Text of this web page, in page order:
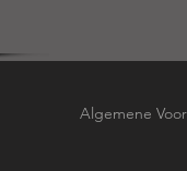
Algemene